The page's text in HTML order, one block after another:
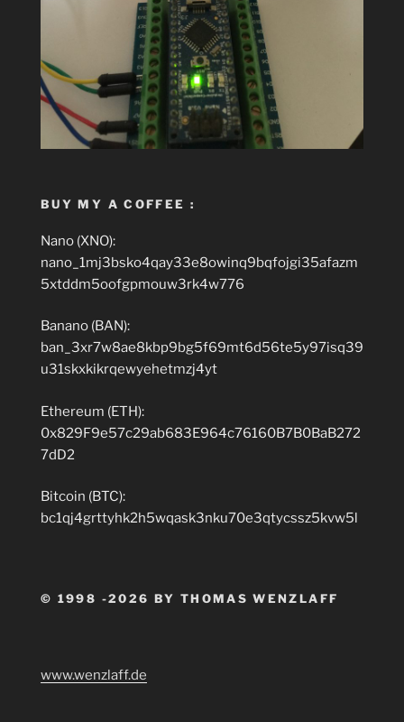
BUY MY A COFFEE :
Nano (XNO):
nano_1mj3bsko4qay33e8owinq9bqfojgi35afazm
5xtddm5oofgpmouw3rk4w776
Banano (BAN):
ban_3xr7w8ae8kbp9bg5f69mt6d56te5y97isq39
u31skxkikrqewyehetmzj4yt
Ethereum (ETH):
0x829F9e57c29ab683E964c76160B7B0BaB272
7dD2
Bitcoin (BTC):
bc1qj4grttyhk2h5wqask3nku70e3qtycssz5kvw5l
© 1998 -2026 BY THOMAS WENZLAFF
www.wenzlaff.de